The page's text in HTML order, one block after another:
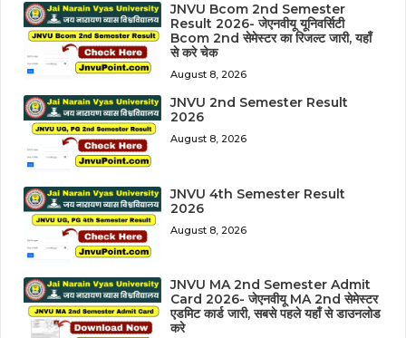
JNVU Bcom 2nd Semester
Result 2026- जेएनवीयू यूनिवर्सिटी
Bcom 2nd सेमेस्टर का रिजल्ट जारी, यहाँ
से करे चेक
August 8, 2026
JNVU 2nd Semester Result
2026
August 8, 2026
JNVU 4th Semester Result
2026
August 8, 2026
JNVU MA 2nd Semester Admit
Card 2026- जेएनवीयू MA 2nd सेमेस्टर
एडमिट कार्ड जारी, सबसे पहले यहाँ से डाउनलोड
करे